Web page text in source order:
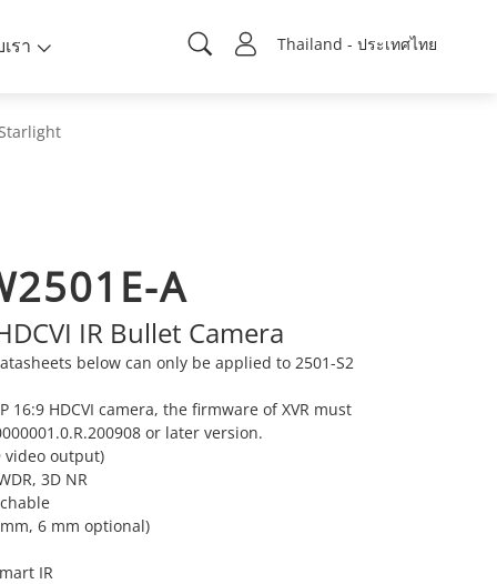
Thailand - ประเทศไทย
รา
A
IR Bullet Camera
below can only be applied to 2501-S2
HDCVI camera, the firmware of XVR must
or later version.
video output)
3D NR
6 mm optional)
IR